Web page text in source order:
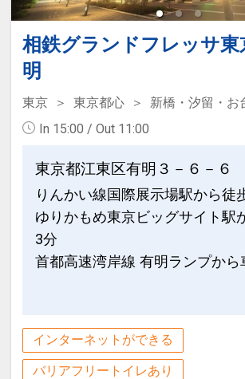
相鉄グランドフレッサ東
明
東京 東京都心 新橋・汐留・お
In 15:00 / Out 11:00
東京都江東区有明３－６－６
りんかい線国際展示場駅から徒
ゆりかもめ東京ビッグサイト駅
3分
首都高速湾岸線 有明ランプから
インターネットができる
バリアフリートイレあり